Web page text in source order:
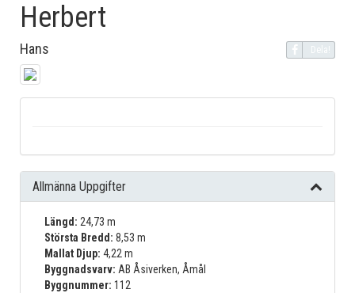
Herbert
Hans Dela!
Allmänna Uppgifter
Längd: 24,73 m
Största Bredd: 8,53 m
Mallat Djup: 4,22 m
Byggnadsvarv: AB Åsiverken, Åmål
Byggnummer: 112